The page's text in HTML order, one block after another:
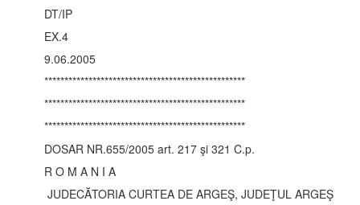
DT/IP
EX.4
9.06.2005
**************************************************
**************************************************
**************************************************
DOSAR NR.655/2005 art. 217 şi 321 C.p.
R O M A N I A
JUDECĂTORIA CURTEA DE ARGEŞ, JUDEŢUL ARGEŞ